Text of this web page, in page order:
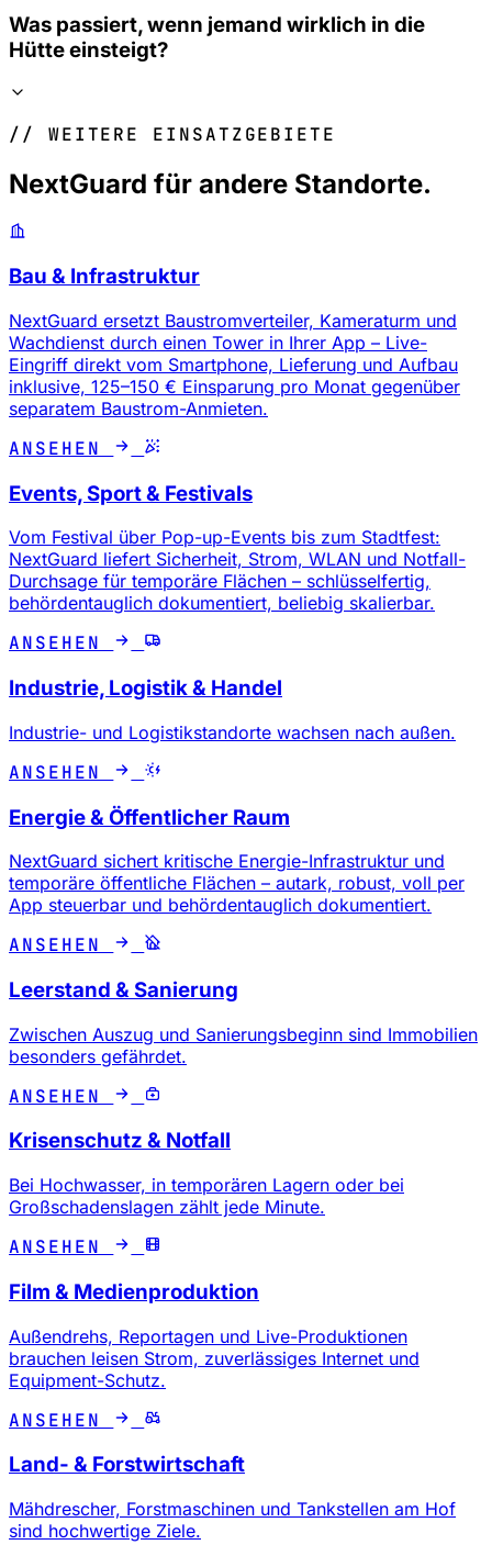
Was passiert, wenn jemand wirklich in die
Hütte einsteigt?
// WEITERE EINSATZGEBIETE
NextGuard für andere Standorte.
Bau & Infrastruktur
NextGuard ersetzt Baustromverteiler, Kameraturm und
Wachdienst durch einen Tower in Ihrer App – Live-
Eingriff direkt vom Smartphone, Lieferung und Aufbau
inklusive, 125–150 € Einsparung pro Monat gegenüber
separatem Baustrom-Anmieten.
ANSEHEN
Events, Sport & Festivals
Vom Festival über Pop-up-Events bis zum Stadtfest:
NextGuard liefert Sicherheit, Strom, WLAN und Notfall-
Durchsage für temporäre Flächen – schlüsselfertig,
behördentauglich dokumentiert, beliebig skalierbar.
ANSEHEN
Industrie, Logistik & Handel
Industrie- und Logistikstandorte wachsen nach außen.
ANSEHEN
Energie & Öffentlicher Raum
NextGuard sichert kritische Energie-Infrastruktur und
temporäre öffentliche Flächen – autark, robust, voll per
App steuerbar und behördentauglich dokumentiert.
ANSEHEN
Leerstand & Sanierung
Zwischen Auszug und Sanierungsbeginn sind Immobilien
besonders gefährdet.
ANSEHEN
Krisenschutz & Notfall
Bei Hochwasser, in temporären Lagern oder bei
Großschadenslagen zählt jede Minute.
ANSEHEN
Film & Medienproduktion
Außendrehs, Reportagen und Live-Produktionen
brauchen leisen Strom, zuverlässiges Internet und
Equipment-Schutz.
ANSEHEN
Land- & Forstwirtschaft
Mähdrescher, Forstmaschinen und Tankstellen am Hof
sind hochwertige Ziele.